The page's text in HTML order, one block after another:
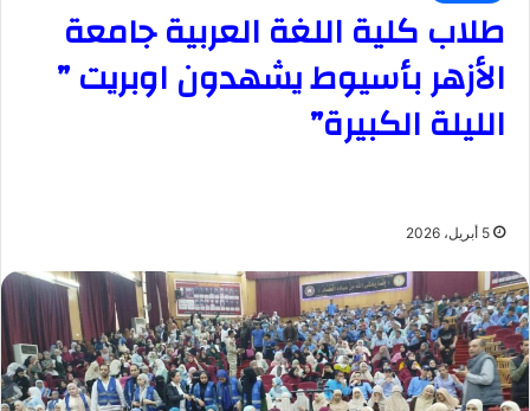
طلاب كلية اللغة العربية جامعة
الأزهر بأسيوط يشهدون اوبريت ”
الليلة الكبيرة”
5 أبريل، 2026